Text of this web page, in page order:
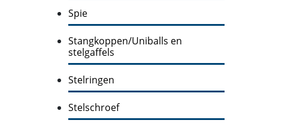
Spie
Stangkoppen/Uniballs en
stelgaffels
Stelringen
Stelschroef